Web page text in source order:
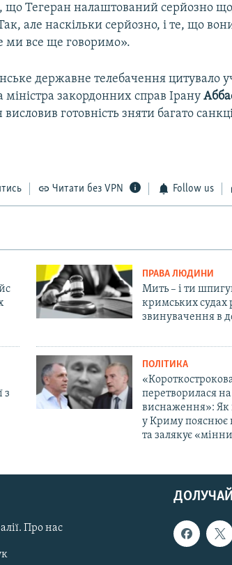
що Тегеран налаштований серйозно
але наскільки серйозно, і те, що
ми все ще говоримо».
державне телебачення цитувало
міністра закордонних справ Ірану
готовність зняти багато
Читати без VPN Follow us
ПРАВА ЛЮДИНИ
Мить – і ти
кримських судах
звинувачення в
з
ПОЛІТИКА
перетворилася
виснаження»: Як
у Криму пояснює
та залякує
Про нас